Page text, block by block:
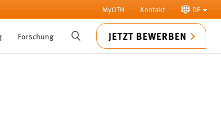
MyOTH Kontakt DE
Forschung SUCHE JETZT BEWERBEN